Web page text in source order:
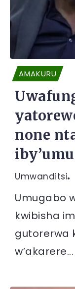
AMAKURU
none
Umwanditsi
Umugabo
kwibisha
gutorerwa
w’akarere...